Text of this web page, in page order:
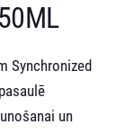
Synchronized
un